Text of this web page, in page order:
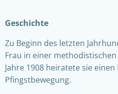
Geschichte
Zu Beginn des letzten
Frau in einer
Jahre 1908 heiratete sie
Pfingstbewegung.